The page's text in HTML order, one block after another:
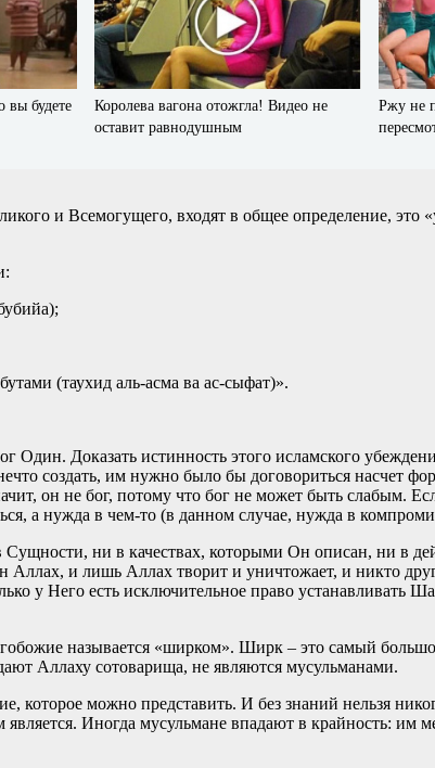
вы будете
Королева вагона отожгла! Видео не
оставит равнодушным
Ржу не
и Всемогущего, входят в общее определение,
(таухид аль-асма ва ас-сыфат)».
Один. Доказать истинность этого исламского
создать, им нужно было бы договориться насчет
он не бог, потому что бог не может быть слабым.
а нужда в чем-то (в данном случае, нужда в
Сущности, ни в качествах, которыми Он описан, ни в
Аллах, и лишь Аллах творит и уничтожает, и никто
у Него есть исключительное право устанавливать
называется «ширком». Ширк – это самый
Аллаху сотоварища, не являются мусульманами.
можно представить. И без знаний нельзя
Иногда мусульмане впадают в крайность: им